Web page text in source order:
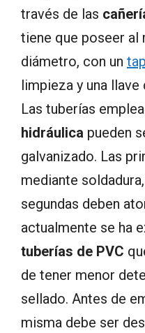
través de las
tiene que poseer al
diámetro, con un
limpieza y una llave
Las tuberías
hidráulica pueden
galvanizado. Las
mediante
segundas deben
actualmente se ha
tuberías de PVC
de tener menor
sellado. Antes de
misma debe ser